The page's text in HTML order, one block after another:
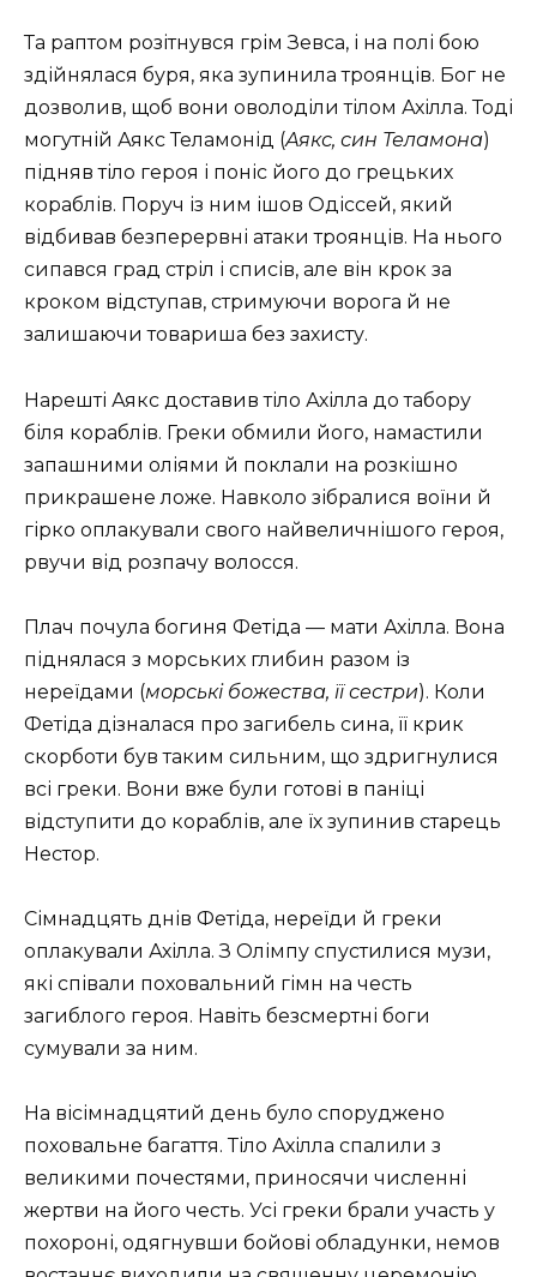
Та раптом розітнувся грім Зевса, і на полі бою
здійнялася буря, яка зупинила троянців. Бог не
дозволив, щоб вони оволоділи тілом Ахілла. Тоді
могутній Аякс Теламонід (Аякс, син Теламона)
підняв тіло героя і поніс його до грецьких
кораблів. Поруч із ним ішов Одіссей, який
відбивав безперервні атаки троянців. На нього
сипався град стріл і списів, але він крок за
кроком відступав, стримуючи ворога й не
залишаючи товариша без захисту.
Нарешті Аякс доставив тіло Ахілла до табору
біля кораблів. Греки обмили його, намастили
запашними оліями й поклали на розкішно
прикрашене ложе. Навколо зібралися воїни й
гірко оплакували свого найвеличнішого героя,
рвучи від розпачу волосся.
Плач почула богиня Фетіда — мати Ахілла. Вона
піднялася з морських глибин разом із
нереїдами (морські божества, її сестри). Коли
Фетіда дізналася про загибель сина, її крик
скорботи був таким сильним, що здригнулися
всі греки. Вони вже були готові в паніці
відступити до кораблів, але їх зупинив старець
Нестор.
Сімнадцять днів Фетіда, нереїди й греки
оплакували Ахілла. З Олімпу спустилися музи,
які співали поховальний гімн на честь
загиблого героя. Навіть безсмертні боги
сумували за ним.
На вісімнадцятий день було споруджено
поховальне багаття. Тіло Ахілла спалили з
великими почестями, приносячи численні
жертви на його честь. Усі греки брали участь у
похороні, одягнувши бойові обладунки, немов